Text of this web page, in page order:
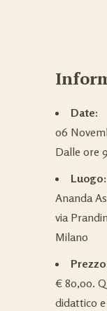
Date:
06
Dalle ore
Luogo:
Ananda
via
Milano
€ 80,00.
didattico